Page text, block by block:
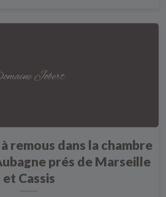
remous dans la chambre
prés de Marseille
et Cassis